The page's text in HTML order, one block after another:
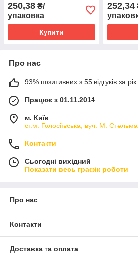
250,38 ₴/
упаковка
Купити
252,34
Про нас
93% позитивних з 55 відгуків за рік
Працює з 01.11.2014
м. Київ
ст.м. Голосіївська, вул. М.
Контакти
Сьогодні вихідний
Показати весь графік роботи
Про нас
Контакти
Доставка та оплата